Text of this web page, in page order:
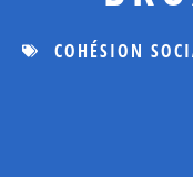
COHÉSION